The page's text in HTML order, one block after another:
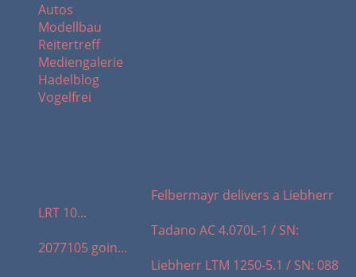
Autos
Modellbau
Reitertreff
Mediengalerie
Hadelblog
Vogelfrei
Felbermayr delivers a Liebherr
LRT 10...
Tadano AC 4.070L-1 / SN:
2077105 goin...
Liebherr LTM 1250-5.1 / SN: 088